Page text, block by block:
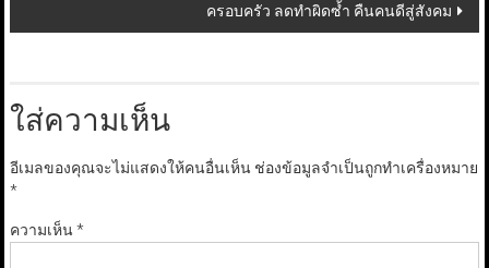
ครอบครัว ลดทำผิดซ้ำ คืนคนดีสู่สังคม
ใส่ความเห็น
อีเมลของคุณจะไม่แสดงให้คนอื่นเห็น ช่องข้อมูลจำเป็นถูกทำเครื่องหมาย
*
ความเห็น*